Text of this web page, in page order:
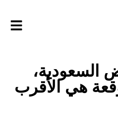
السعودية،
هي الأقرب